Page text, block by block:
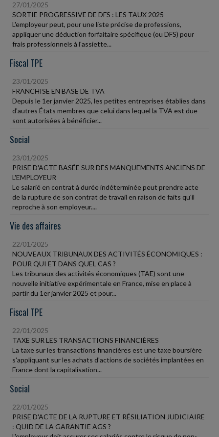
27/01/2025
SORTIE PROGRESSIVE DE DFS : LES TAUX 2025
L'employeur peut, pour une liste précise de professions,
appliquer une déduction forfaitaire spécifique (ou DFS) pour
frais professionnels à l'assiette...
Fiscal TPE
23/01/2025
FRANCHISE EN BASE DE TVA
Depuis le 1er janvier 2025, les petites entreprises établies dans
d'autres États membres que celui dans lequel la TVA est due
sont autorisées à bénéficier...
Social
23/01/2025
PRISE D'ACTE BASÉE SUR DES MANQUEMENTS ANCIENS DE
L'EMPLOYEUR
Le salarié en contrat à durée indéterminée peut prendre acte
de la rupture de son contrat de travail en raison de faits qu'il
reproche à son employeur....
Vie des affaires
22/01/2025
NOUVEAUX TRIBUNAUX DES ACTIVITÉS ÉCONOMIQUES :
POUR QUI ET DANS QUEL CAS ?
Les tribunaux des activités économiques (TAE) sont une
nouvelle initiative expérimentale en France, mise en place à
partir du 1er janvier 2025 et pour...
Fiscal TPE
22/01/2025
TAXE SUR LES TRANSACTIONS FINANCIÈRES
La taxe sur les transactions financières est une taxe boursière
s'appliquant sur les achats d'actions de sociétés implantées en
France dont la capitalisation...
Social
22/01/2025
PRISE D'ACTE DE LA RUPTURE ET RÉSILIATION JUDICIAIRE
: QUID DE LA GARANTIE AGS ?